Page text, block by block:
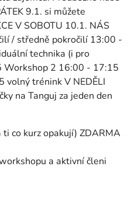
9.1. si můžete
V SOBOTU 10.1. NÁS
/ středně pokročilí 13:00 -
technika (i pro
2 16:00 - 17:15
trénink V NEDĚLI
na Tanguj za jeden den
co kurz opakují) ZDARMA
a aktivní členi